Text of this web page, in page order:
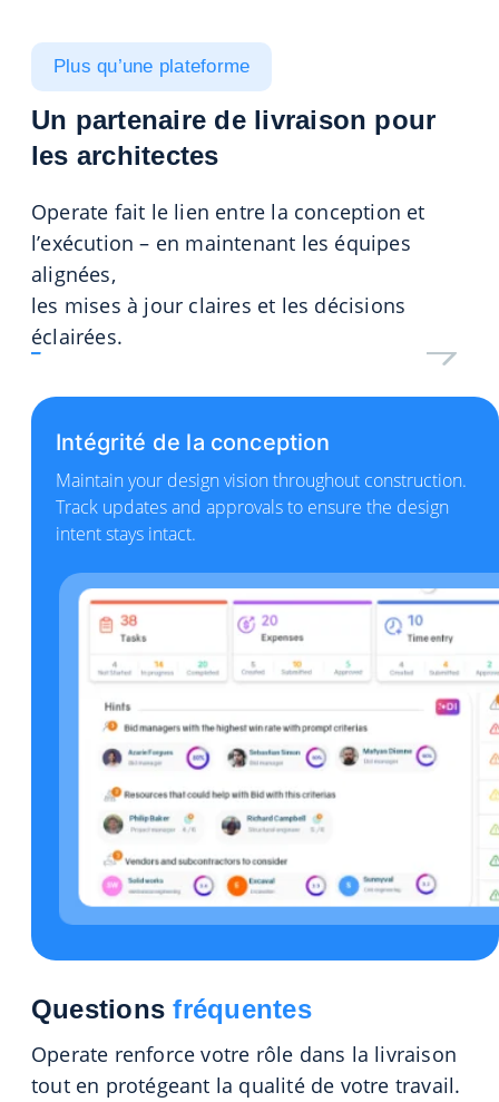
Plus qu’une plateforme
Un partenaire de livraison pour
les architectes
Operate fait le lien entre la conception et
l’exécution – en maintenant les équipes
alignées,
les mises à jour claires et les décisions
éclairées.
Intégrité de la conception
Maintain your design vision throughout construction.
Track updates and approvals to ensure the design
intent stays intact.
Questionsfréquentes
Operate renforce votre rôle dans la livraison
tout en protégeant la qualité de votre travail.